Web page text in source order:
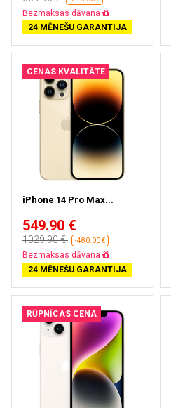
Bezmaksas dāvana
24 MĒNEŠU GARANTIJA
CENAS KVALITĀTE
iPhone 14 Pro Max...
549.90 €
1029.90 € -480.00 €
Bezmaksas dāvana
24 MĒNEŠU GARANTIJA
RŪPNĪCAS CENA